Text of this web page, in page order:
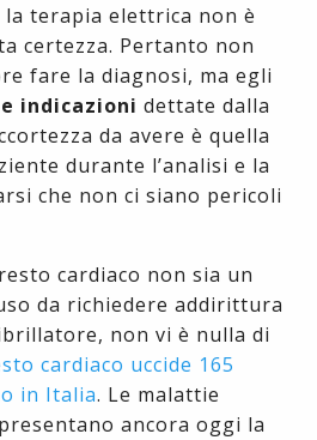
terapia elettrica non è
certezza. Pertanto non
fare la diagnosi, ma egli
indicazioni dettate dalla
da avere è quella
durante l’analisi e la
che non ci siano pericoli
cardiaco non sia un
da richiedere addirittura
non vi è nulla di
cardiaco uccide 165
in Italia. Le malattie
ancora oggi la